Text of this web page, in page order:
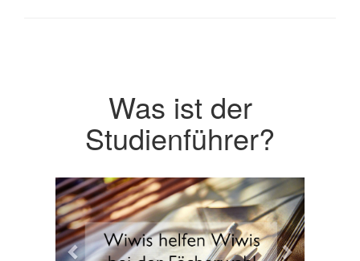
Was ist der
Studienführer?
Previous Next